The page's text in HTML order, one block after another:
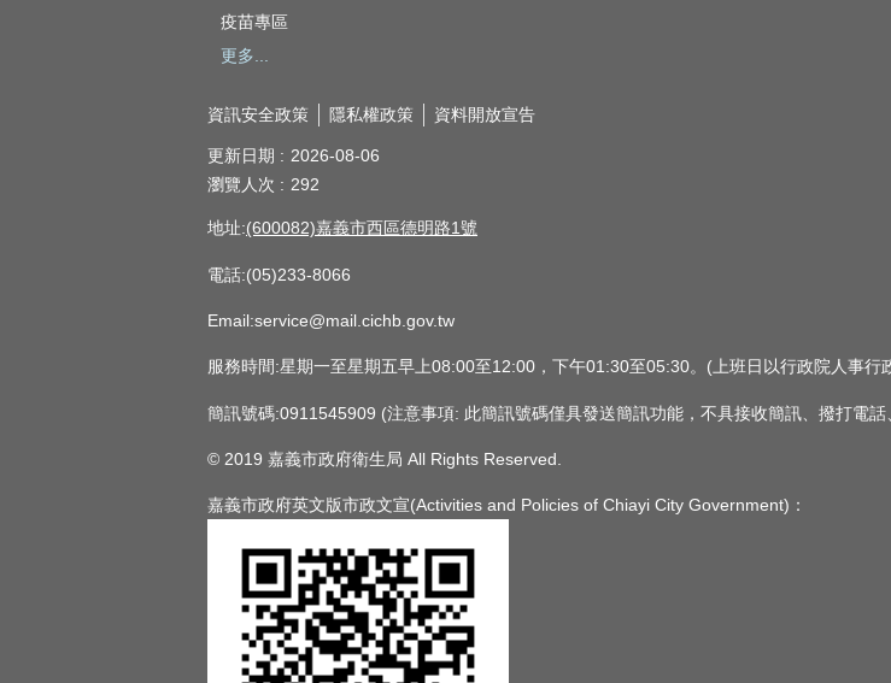
疫苗專區
更多...
資訊安全政策 隱私權政策 資料開放宣告
更新日期
2026-08-06
瀏覽人次
292
地址:(600082)嘉義市西區德明路1號
電話:(05)233-8066
Email:service@mail.cichb.gov.tw
服務時間:星期一至星期五早上08:00至12:00，下午01:30至05:30。(上班日以行政院人事行
簡訊號碼:0911545909 (注意事項: 此簡訊號碼僅具發送簡訊功能，不具接收簡訊、撥打電
© 2019 嘉義市政府衛生局 All Rights Reserved.
嘉義市政府英文版市政文宣(Activities and Policies of Chiayi City Government)：